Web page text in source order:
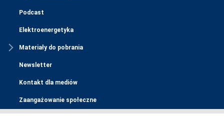
Podcast
Elektroenergetyka
Materiały do pobrania
Newsletter
Kontakt dla mediów
Zaangażowanie społeczne